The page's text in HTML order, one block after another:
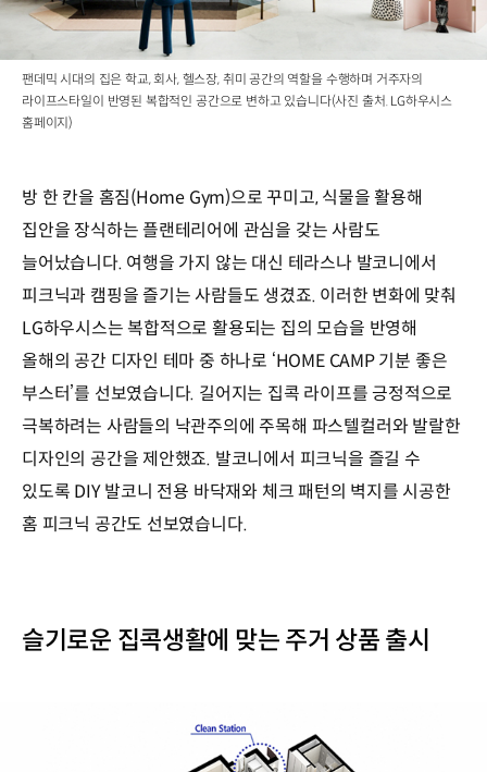
팬데믹 시대의 집은 학교, 회사, 헬스장, 취미 공간의 역할을 수행하며 거주자의
라이프스타일이 반영된 복합적인 공간으로 변하고 있습니다(사진 출처. LG하우시스
홈페이지)
방 한 칸을 홈짐(Home Gym)으로 꾸미고, 식물을 활용해
집안을 장식하는 플랜테리어에 관심을 갖는 사람도
늘어났습니다. 여행을 가지 않는 대신 테라스나 발코니에서
피크닉과 캠핑을 즐기는 사람들도 생겼죠. 이러한 변화에 맞춰
LG하우시스는 복합적으로 활용되는 집의 모습을 반영해
올해의 공간 디자인 테마 중 하나로 ‘HOME CAMP 기분 좋은
부스터’를 선보였습니다. 길어지는 집콕 라이프를 긍정적으로
극복하려는 사람들의 낙관주의에 주목해 파스텔컬러와 발랄한
디자인의 공간을 제안했죠. 발코니에서 피크닉을 즐길 수
있도록 DIY 발코니 전용 바닥재와 체크 패턴의 벽지를 시공한
홈 피크닉 공간도 선보였습니다.
슬기로운 집콕생활에 맞는 주거 상품 출시